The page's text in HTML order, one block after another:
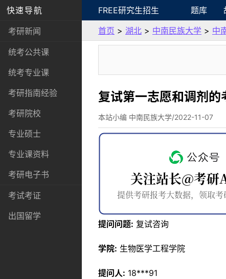
快速导航
考研新闻
统考公共课
统考专业课
考研指南经验
考研院校
专业硕士
专业课资料
考研电子书
考试考证
出国留学
FREE研究生招生 题库
首页 > 湖北 > 中南民族大学 > 中
复试第一志愿和调剂的
本站小编 中南民族大学/2022-11-07
提问问题: 复试咨询
学院: 生物医学工程学院
提问人: 18***91